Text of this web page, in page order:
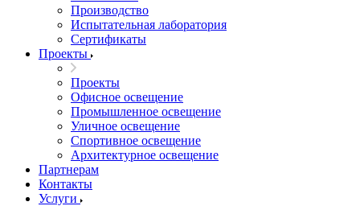
Производство
Испытательная лаборатория
Сертификаты
Проекты
Проекты
Офисное освещение
Промышленное освещение
Уличное освещение
Спортивное освещение
Архитектурное освещение
Партнерам
Контакты
Услуги